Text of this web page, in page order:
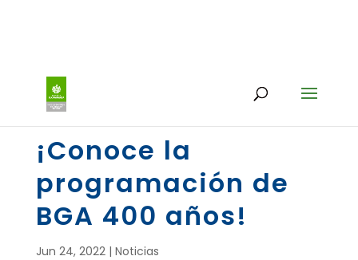
¡Conoce la
programación de
BGA 400 años!
Jun 24, 2022| Noticias